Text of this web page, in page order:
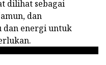
dilihat sebagai
dan
dan energi untuk